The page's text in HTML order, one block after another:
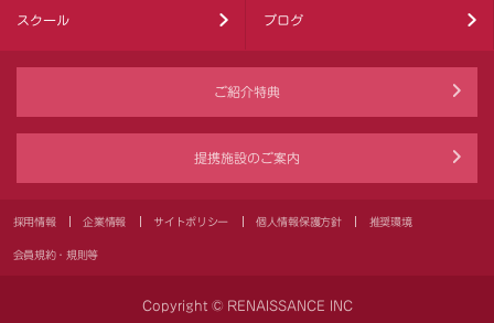
スクール ブログ
ご紹介特典
提携施設のご案内
採用情報 企業情報 サイトポリシー 個人情報保護方針 推奨環境
会員規約・規則等
Copyright © RENAISSANCE INC